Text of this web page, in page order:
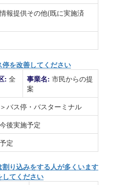
情報提供その他(既に実施済
を改善してください
: 全
事業名: 市民からの提
案
バス停・バスターミナル
今後実施予定
定
り込みをする人が多くいます
てください